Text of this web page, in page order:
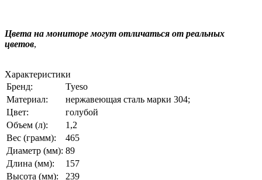
Цвета на мониторе могут отличаться от реальных
цветов,
Характеристики
Бренд:
Tyeso
Материал:
нержавеющая сталь марки 304;
Цвет:
голубой
Объем (л):
1,2
Вес (грамм):
465
Диаметр (мм): 89
Длина (мм):
157
Высота (мм):
239